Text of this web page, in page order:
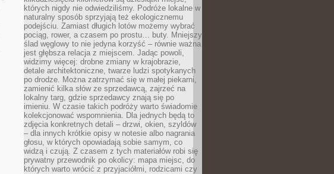
których nigdy nie odwiedziliśmy. Podróże lokalne w
naturalny sposób sprzyjają też ekologicznemu
podejściu. Zamiast długich lotów możemy wybrać
pociąg, rower, a czasem po prostu… buty. Mniejszy
ślad węglowy to nie jedyna korzyść – równie ważna
jest głębsza relacja z miejscem. Jadąc powoli,
widzimy więcej: drobne zmiany w krajobrazie,
detale architektoniczne, twarze ludzi spotykanych
po drodze. Można zatrzymać się w małej piekarni,
zamienić kilka słów ze sprzedawcą, zajrzeć na
lokalny targ, gdzie sprzedawcy znają się po
imieniu. W czasie takich podróży warto świadomie
kolekcjonować wspomnienia. Dla jednych będą to
zdjęcia konkretnych detali – drzwi, okien, szyldów
– dla innych krótkie opisy w notesie albo nagrania
głosu, w których opowiadają sobie samym, co
widzą i czują. Z czasem z tych materiałów robi się
prywatny przewodnik po okolicy: mapa miejsc, do
których warto wrócić z przyjaciółmi, rodzicami czy